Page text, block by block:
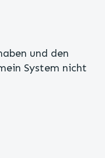
und den
System nicht